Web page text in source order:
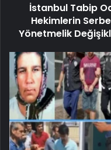
İstanbul Tabip
Hekimlerin
Yönetmelik